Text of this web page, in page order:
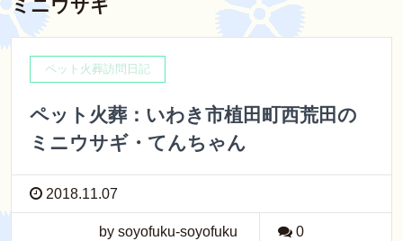
ミニウサギ
ペット火葬訪問日記
ペット火葬：いわき市植田町西荒田の
ミニウサギ・てんちゃん
2018.11.07
by soyofuku-soyofuku 0